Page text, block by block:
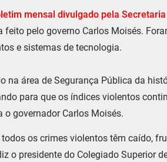
mensal divulgado pela
feito pelo governo Carlos Moisés.
e sistemas de tecnologia.
na área de Segurança Pública da
para que os índices violentos
o governador Carlos Moisés.
os crimes violentos têm caído,
o presidente do Colegiado Superior